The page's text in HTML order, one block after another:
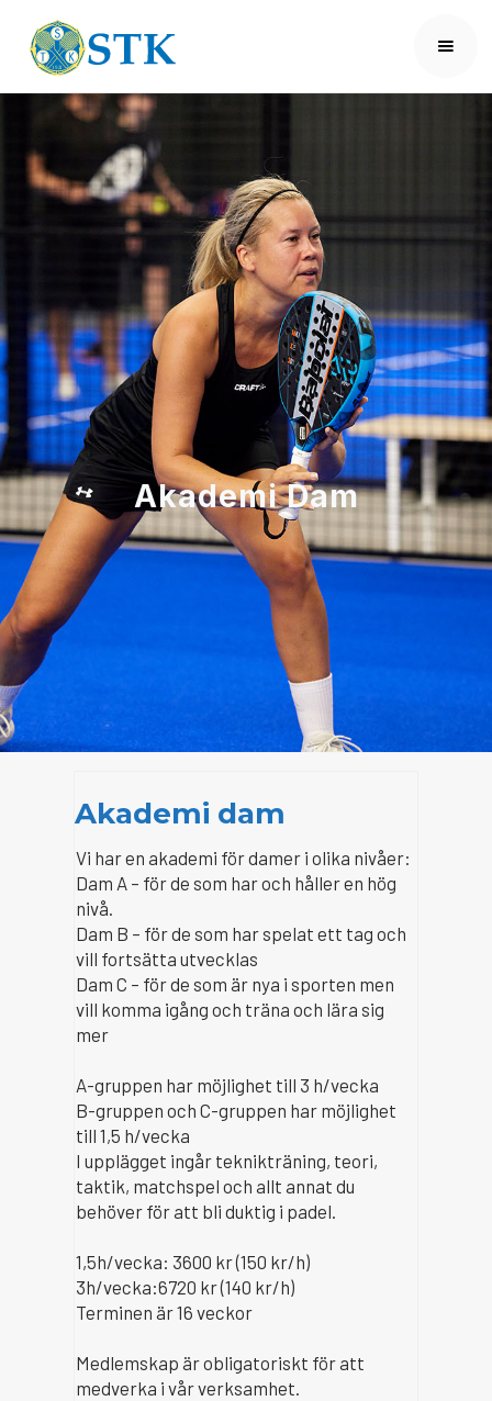
Akademi Dam
Akademi dam
Vi har en akademi för damer i olika nivåer:
Dam A – för de som har och håller en hög
nivå.
Dam B – för de som har spelat ett tag och
vill fortsätta utvecklas
Dam C – för de som är nya i sporten men
vill komma igång och träna och lära sig
mer
A-gruppen har möjlighet till 3 h/vecka
B-gruppen och C-gruppen har möjlighet
till 1,5 h/vecka
I upplägget ingår teknikträning, teori,
taktik, matchspel och allt annat du
behöver för att bli duktig i padel.
1,5h/vecka: 3600 kr (150 kr/h)
3h/vecka:6720 kr (140 kr/h)
Terminen är 16 veckor
Medlemskap är obligatoriskt för att
medverka i vår verksamhet.